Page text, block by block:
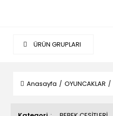
ÜRÜN GRUPLARI
Anasayfa OYUNCAKLAR